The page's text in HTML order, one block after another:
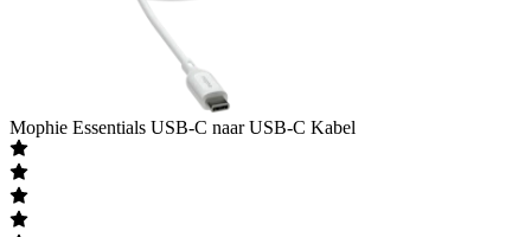
Mophie Essentials USB-C naar USB-C Kabel